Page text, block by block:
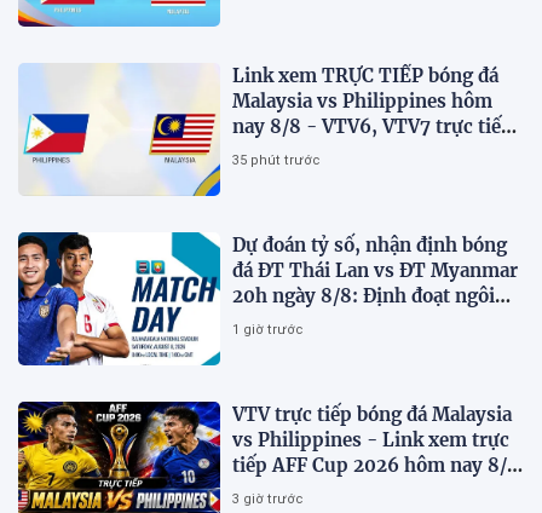
Link xem TRỰC TIẾP bóng đá
Malaysia vs Philippines hôm
nay 8/8 - VTV6, VTV7 trực tiếp
AFF Cup 2026
35 phút trước
Dự đoán tỷ số, nhận định bóng
đá ĐT Thái Lan vs ĐT Myanmar
20h ngày 8/8: Định đoạt ngôi
đầu bảng
1 giờ trước
VTV trực tiếp bóng đá Malaysia
vs Philippines - Link xem trực
tiếp AFF Cup 2026 hôm nay 8/8
trên VTV7
3 giờ trước